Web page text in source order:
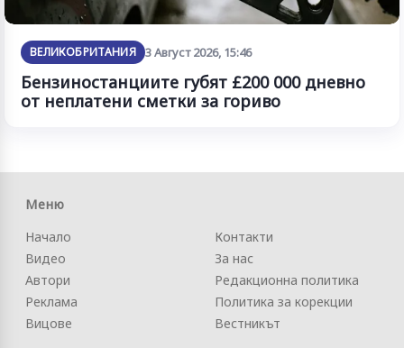
ВЕЛИКОБРИТАНИЯ 3 Август 2026, 15:46
Бензиностанциите губят £200 000 дневно
от неплатени сметки за гориво
Меню
Начало
Видео
Автори
Реклама
Вицове
Контакти
За нас
Редакционна политика
Политика за корекции
Вестникът